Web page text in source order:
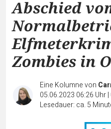
Abschied
Zombies in
Eine Kolumne von
05.06.2023 06:26 Uhr|
Lesedauer: ca. 5